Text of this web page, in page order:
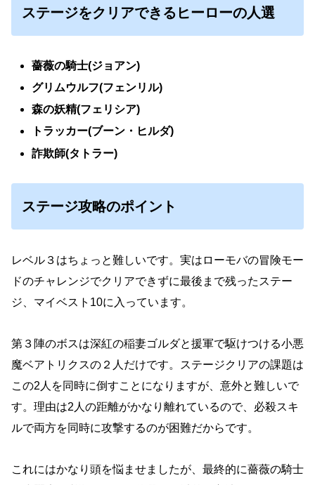
ステージをクリアできるヒーローの人選
薔薇の騎士(ジョアン)
グリムウルフ(フェンリル)
森の妖精(フェリシア)
トラッカー(ブーン・ヒルダ)
詐欺師(タトラー)
ステージ攻略のポイント
レベル３はちょっと難しいです。 実はローモバの冒険モー
ドのチャレンジでクリアできずに最後まで残ったステー
ジ、マイベスト10に入っています。
第３陣のボスは深紅の稲妻ゴルダと援軍で駆けつける小悪
魔ベアトリクスの２人だけです。
ステージクリアの課題は
この2人を同時に倒すことになりますが、意外と難しいで
す。 理由は2人の距離がかなり離れているので、必殺スキ
ルで両方を同時に攻撃するのが困難だからです。
これにはかなり頭を悩ませましたが、最終的に薔薇の騎士